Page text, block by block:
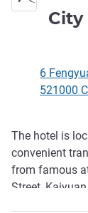
City
6
521000
호텔설명
The hotel is
convenient
from famous
Street,